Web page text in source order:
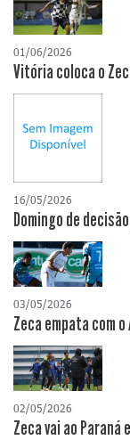
01/06/2026
Vitória coloca o
16/05/2026
Domingo de
03/05/2026
Zeca empata com
02/05/2026
Zeca vai ao